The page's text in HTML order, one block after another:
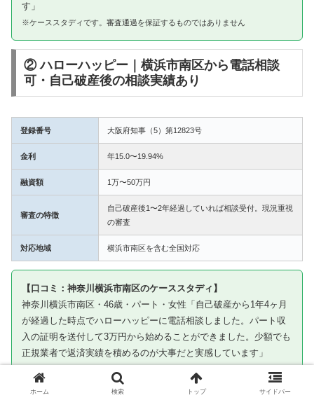
す」
※ケーススタディです。審査通過を保証するものではありません
② ハローハッピー｜横浜市南区から電話相談
可・自己破産後の相談実績あり
登録番号 大阪府知事（5）第12823号
金利 年15.0〜19.94%
融資額 1万〜50万円
審査の特徴
自己破産後1〜2年経過していれば相談受付。現況重視
の審査
対応地域 横浜市南区を含む全国対応
【口コミ：神奈川横浜市南区のケーススタディ】
神奈川横浜市南区・46歳・パート・女性「自己破産から1年4ヶ月
が経過した時点でハローハッピーに電話相談しました。パート収
入の証明を送付して3万円から始めることができました。少額でも
正規業者で返済実績を積めるのが大事だと実感しています」
ホーム 検索 トップ サイドバー